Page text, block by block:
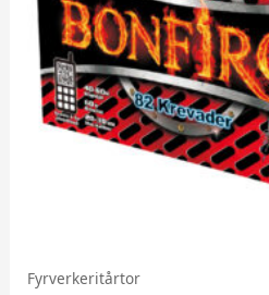
Fyrverkeritårtor